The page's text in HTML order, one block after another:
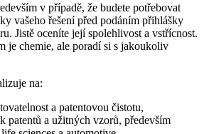
v případě, že budete potřebovat
vašeho řešení před podáním přihlášky
Jistě oceníte její spolehlivost a vstřícnost.
je chemie, ale poradí si s jakoukoliv
na:
a patentovou čistotu,
patentů a užitných vzorů, především